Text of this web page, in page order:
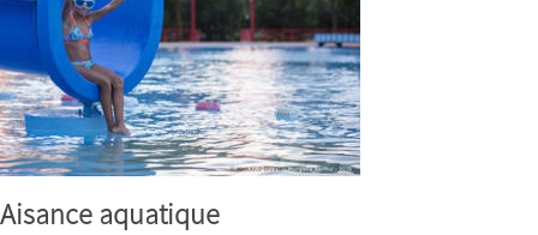
Aisance aquatique